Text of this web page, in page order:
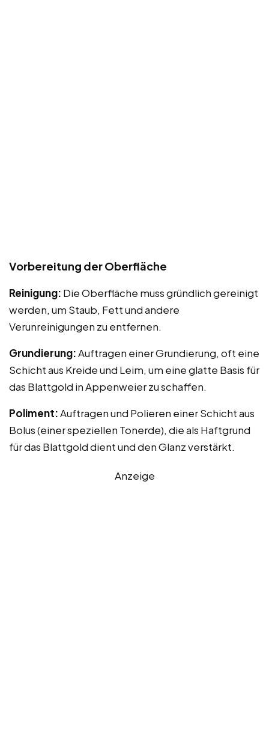
Vorbereitung der Oberfläche
Reinigung: Die Oberfläche muss gründlich gereinigt
werden, um Staub, Fett und andere
Verunreinigungen zu entfernen.
Grundierung:Auftragen einer Grundierung, oft eine
Schicht aus Kreide und Leim, um eine glatte Basis für
das Blattgold in Appenweier zu schaffen.
Poliment:Auftragen und Polieren einer Schicht aus
Bolus (einer speziellen Tonerde), die als Haftgrund
für das Blattgold dient und den Glanz verstärkt.
Anzeige